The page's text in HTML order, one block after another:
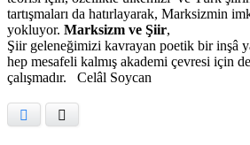
tartışmaları da hatırlayarak, Marksizmin
yokluyor. Marksizm ve Şiir,
Şiir geleneğimizi kavrayan poetik bir inşâ
hep mesafeli kalmış akademi çevresi için
çalışmadır. Celâl Soycan